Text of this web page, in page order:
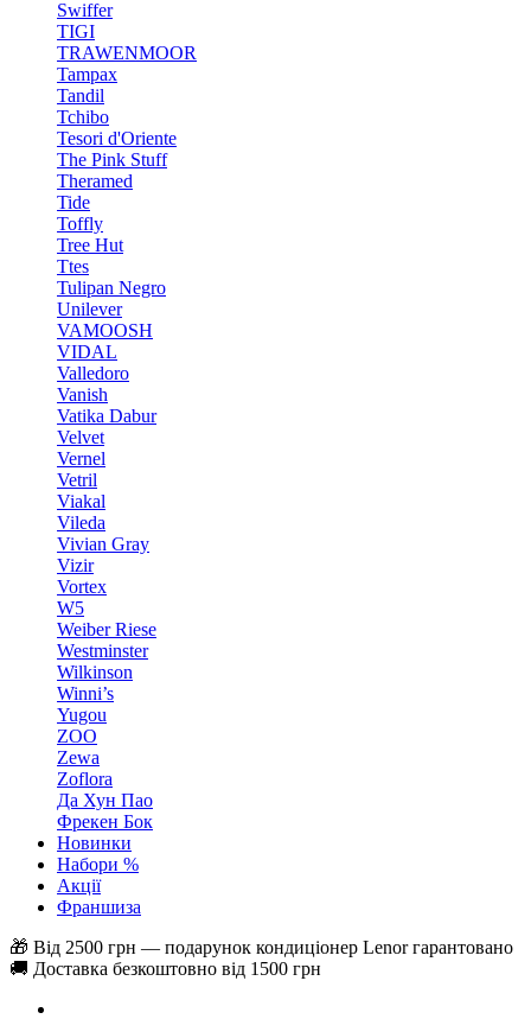
Swiffer
TIGI
TRAWENMOOR
Tampax
Tandil
Tchibo
Tesori d'Oriente
The Pink Stuff
Theramed
Tide
Toffly
Tree Hut
Ttes
Tulipan Negro
Unilever
VAMOOSH
VIDAL
Valledoro
Vanish
Vatika Dabur
Velvet
Vernel
Vetril
Viakal
Vileda
Vivian Gray
Vizir
Vortex
W5
Weiber Riese
Westminster
Wilkinson
Winni’s
Yugou
ZOO
Zewa
Zoflora
Да Хун Пао
Фрекен Бок
Новинки
Набори %
Акції
Франшиза
🎁 Від 2500 грн — подарунок кондиціонер Lenor гарантовано
🚚 Доставка безкоштовно від 1500 грн